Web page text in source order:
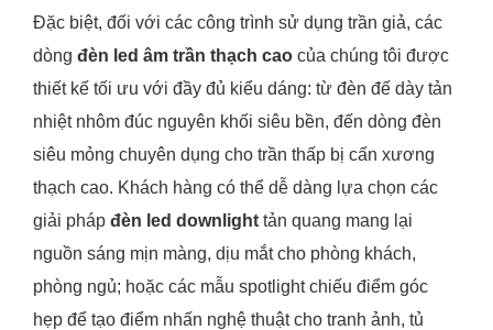
Đặc biệt, đối với các công trình sử dụng trần giả, các
dòng đèn led âm trần thạch cao của chúng tôi được
thiết kế tối ưu với đầy đủ kiểu dáng: từ đèn đế dày tản
nhiệt nhôm đúc nguyên khối siêu bền, đến dòng đèn
siêu mỏng chuyên dụng cho trần thấp bị cấn xương
thạch cao. Khách hàng có thể dễ dàng lựa chọn các
giải pháp đèn led downlight tản quang mang lại
nguồn sáng mịn màng, dịu mắt cho phòng khách,
phòng ngủ; hoặc các mẫu spotlight chiếu điểm góc
hẹp để tạo điểm nhấn nghệ thuật cho tranh ảnh, tủ